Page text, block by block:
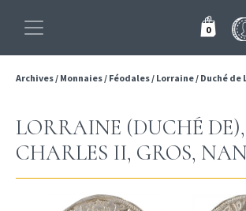
0
Archives/ Monnaies/ Féodales/ Lorraine/ Duché de
LORRAINE (DUCHÉ DE),
CHARLES II, GROS,